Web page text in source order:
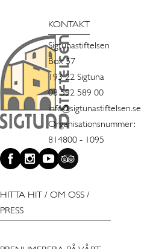
KONTAKT
Sigtunastiftelsen
Box 57
193 22 Sigtuna
08 592 589 00
info@sigtunastiftelsen.se
Organisationsnummer:
814800 - 1095
HITTA HIT / OM OSS /
PRESS